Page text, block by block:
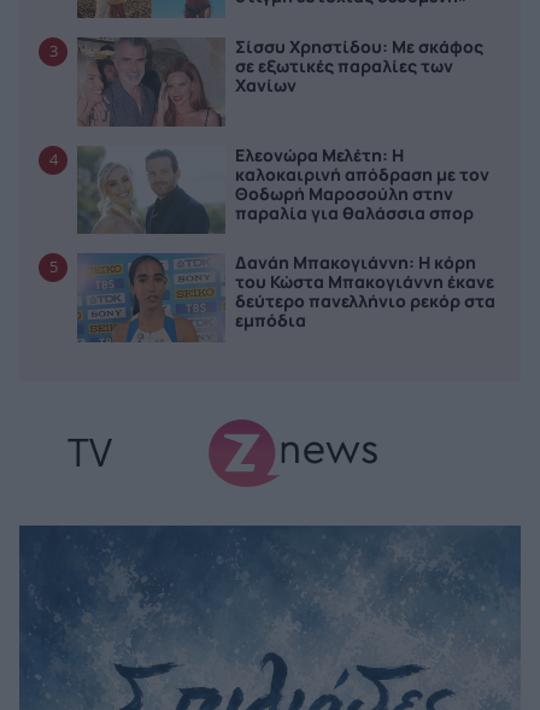
3
Σίσσυ Χρηστίδου: Με σκάφος
σε εξωτικές παραλίες των
Χανίων
4
Ελεονώρα Μελέτη: Η
καλοκαιρινή απόδραση με τον
Θοδωρή Μαροσούλη στην
παραλία για θαλάσσια σπορ
5
Δανάη Μπακογιάννη: Η κόρη
του Κώστα Μπακογιάννη έκανε
δεύτερο πανελλήνιο ρεκόρ στα
εμπόδια
TV